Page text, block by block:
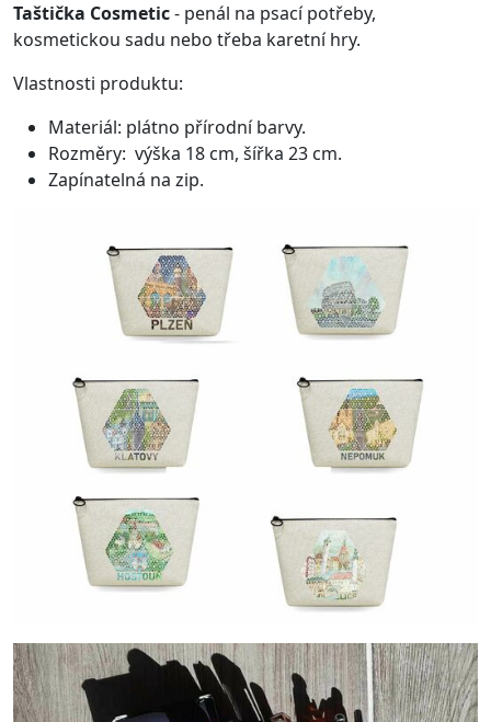
Taštička Cosmetic- penál na psací potřeby,
kosmetickou sadu nebo třeba karetní hry.
Vlastnosti produktu:
Materiál: plátno přírodní barvy.
Rozměry: výška 18 cm, šířka 23 cm.
Zapínatelná na zip.